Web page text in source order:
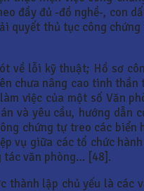
đầy đủ -đồ nghề-, con
quyết thủ tục công
về lỗi kỹ thuật; Hồ sơ
chưa nâng cao tinh
việc của một số Văn
và yêu cầu, hướng dẫn
chứng tự treo các
giữa các tổ chức
tác văn phòng… [48].
lập chủ yếu là các